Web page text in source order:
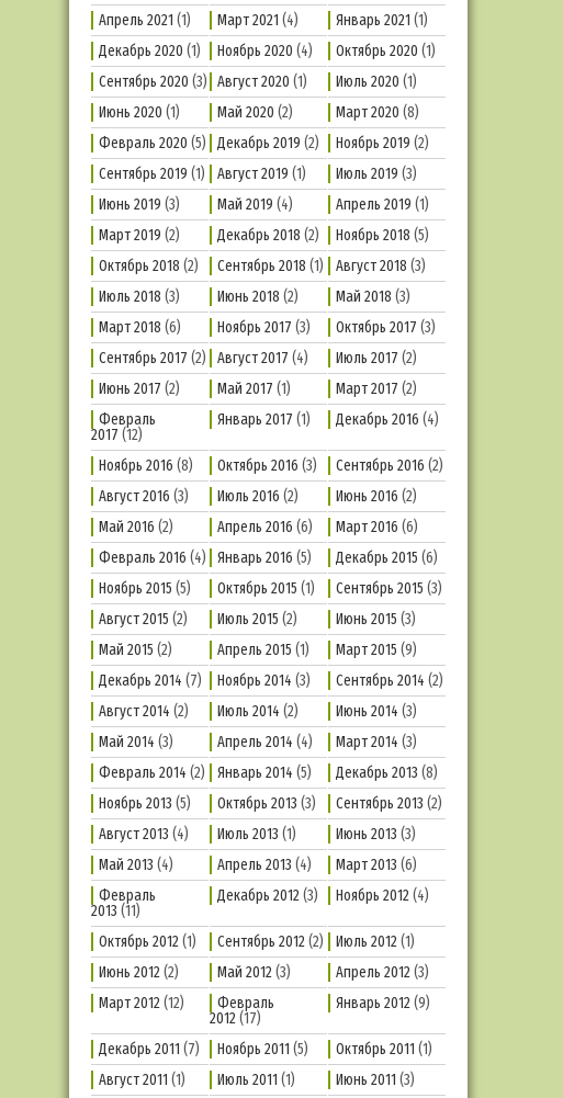
Апрель 2021 (1) Март 2021 (4) Январь 2021 (1)
Декабрь 2020 (1) Ноябрь 2020 (4) Октябрь 2020 (1)
Сентябрь 2020 (3) Август 2020 (1) Июль 2020 (1)
Июнь 2020 (1) Май 2020 (2) Март 2020 (8)
Февраль 2020 (5) Декабрь 2019 (2) Ноябрь 2019 (2)
Сентябрь 2019 (1) Август 2019 (1) Июль 2019 (3)
Июнь 2019 (3) Май 2019 (4) Апрель 2019 (1)
Март 2019 (2) Декабрь 2018 (2) Ноябрь 2018 (5)
Октябрь 2018 (2) Сентябрь 2018 (1) Август 2018 (3)
Июль 2018 (3) Июнь 2018 (2) Май 2018 (3)
Март 2018 (6) Ноябрь 2017 (3) Октябрь 2017 (3)
Сентябрь 2017 (2) Август 2017 (4) Июль 2017 (2)
Июнь 2017 (2) Май 2017 (1) Март 2017 (2)
Февраль
2017 (12)
Январь 2017 (1) Декабрь 2016 (4)
Ноябрь 2016 (8) Октябрь 2016 (3) Сентябрь 2016 (2)
Август 2016 (3) Июль 2016 (2) Июнь 2016 (2)
Май 2016 (2) Апрель 2016 (6) Март 2016 (6)
Февраль 2016 (4) Январь 2016 (5) Декабрь 2015 (6)
Ноябрь 2015 (5) Октябрь 2015 (1) Сентябрь 2015 (3)
Август 2015 (2) Июль 2015 (2) Июнь 2015 (3)
Май 2015 (2) Апрель 2015 (1) Март 2015 (9)
Декабрь 2014 (7) Ноябрь 2014 (3) Сентябрь 2014 (2)
Август 2014 (2) Июль 2014 (2) Июнь 2014 (3)
Май 2014 (3) Апрель 2014 (4) Март 2014 (3)
Февраль 2014 (2) Январь 2014 (5) Декабрь 2013 (8)
Ноябрь 2013 (5) Октябрь 2013 (3) Сентябрь 2013 (2)
Август 2013 (4) Июль 2013 (1) Июнь 2013 (3)
Май 2013 (4) Апрель 2013 (4) Март 2013 (6)
Февраль
2013 (11)
Декабрь 2012(3) Ноябрь 2012(4)
Октябрь 2012(1) Сентябрь 2012(2) Июль 2012(1)
Июнь 2012(2) Май 2012(3) Апрель 2012(3)
Март 2012(12)
Февраль
2012(17)
Январь 2012(9)
Декабрь 2011 (7) Ноябрь 2011 (5) Октябрь 2011 (1)
Август 2011 (1) Июль 2011 (1) Июнь 2011 (3)